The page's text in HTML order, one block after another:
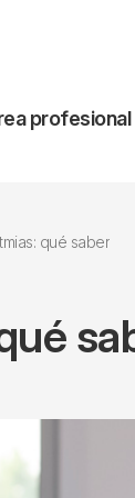
profesional
qué saber